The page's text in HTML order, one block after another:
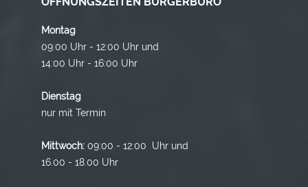
Montag
09:00 Uhr - 12:00 Uhr und
14:00 Uhr - 16:00 Uhr
Dienstag
nur mit Termin
Mittwoch: 09:00 - 12:00 Uhr und
16.00 - 18.00 Uhr